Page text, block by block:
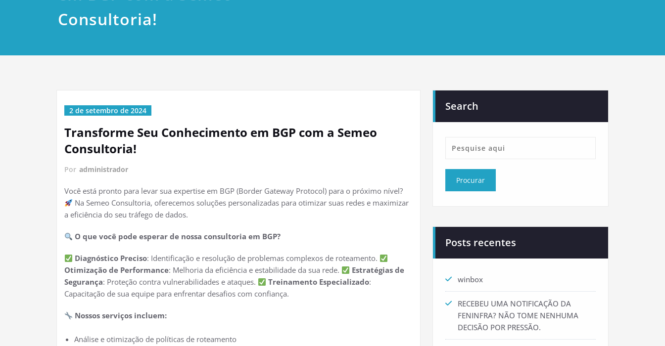
Consultoria!
2 de setembro de 2024
Transforme Seu Conhecimento em BGP com a Semeo
Consultoria!
Por administrador
Você está pronto para levar sua expertise em BGP (Border Gateway Protocol) para o próximo nível?
Na Semeo Consultoria, oferecemos soluções personalizadas para otimizar suas redes e maximizar
a eficiência do seu tráfego de dados.
O que você pode esperar de nossa consultoria em BGP?
Diagnóstico Preciso: Identificação e resolução de problemas complexos de roteamento.
Otimização de Performance: Melhoria da eficiência e estabilidade da sua rede.
Estratégias de
Segurança: Proteção contra vulnerabilidades e ataques. Treinamento Especializado:
Capacitação de sua equipe para enfrentar desafios com confiança.
Nossos serviços incluem:
Análise e otimização de políticas de roteamento
Search
Posts recentes
winbox
RECEBEU UMA NOTIFICAÇÃO DA
FENINFRA? NÃO TOME NENHUMA
DECISÃO POR PRESSÃO.